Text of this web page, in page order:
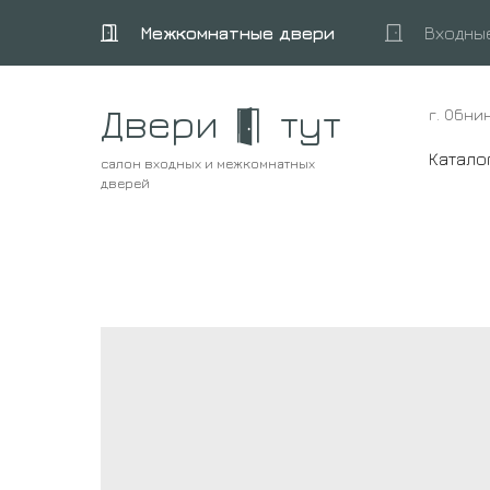
Межкомнатные двери
салон входных и межкомнатных
дверей
г.
Двери тут